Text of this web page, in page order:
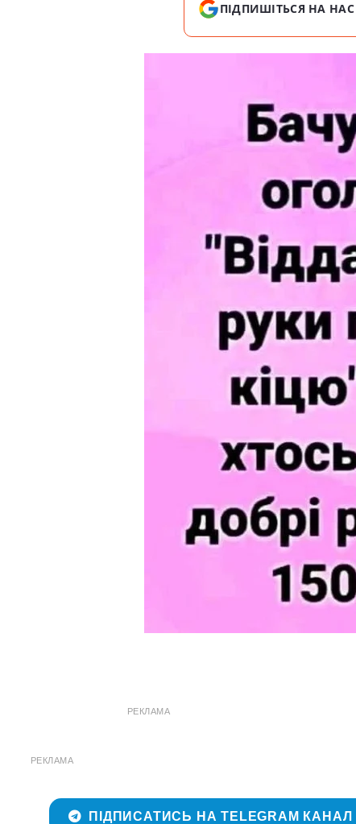
ПІДПИШІТЬСЯ НА НАС
РЕКЛАМА
РЕКЛАМА
ПІДПИСАТИСЬ НА TELEGRAM КАНАЛ